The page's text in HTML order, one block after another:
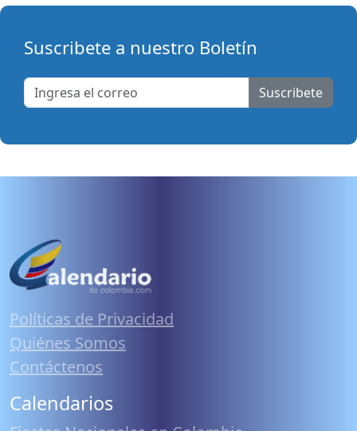
Suscribete a nuestro Boletín
Suscribete
Políticas de Privacidad
Quiénes Somos
Contáctenos
Calendarios